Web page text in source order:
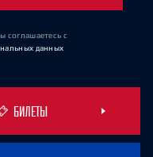
соглашаетесь с
данных
БИЛЕТЫ